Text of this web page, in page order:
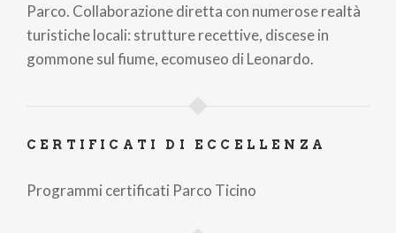
Parco. Collaborazione diretta con numerose realtà
turistiche locali: strutture recettive, discese in
gommone sul fiume, ecomuseo di Leonardo.
CERTIFICATI DI ECCELLENZA
Programmi certificati Parco Ticino